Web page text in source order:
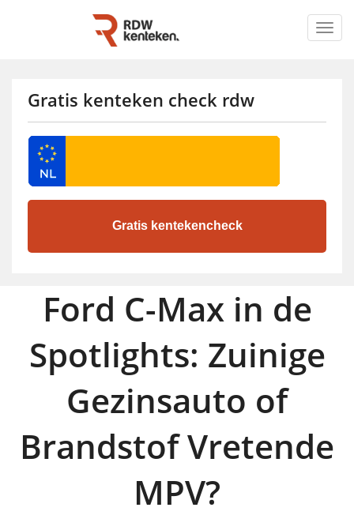
Gratis kenteken check rdw
Ford C-Max in de
Spotlights: Zuinige
Gezinsauto of
Brandstof Vretende
MPV?